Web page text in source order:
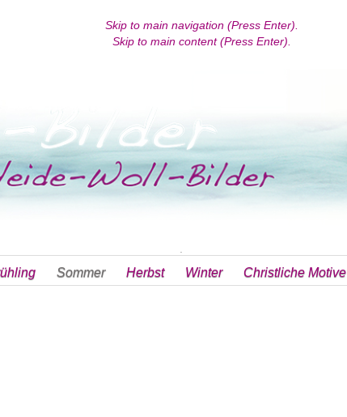
Skip to main navigation (Press Enter).
Skip to main content (Press Enter).
.
Sommer Herbst Winter Christliche Motive